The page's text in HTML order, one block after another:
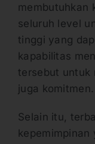
membutuhkan
seluruh level
tinggi yang
kapabilitas
tersebut untuk
juga komitmen.
Selain itu,
kepemimpinan